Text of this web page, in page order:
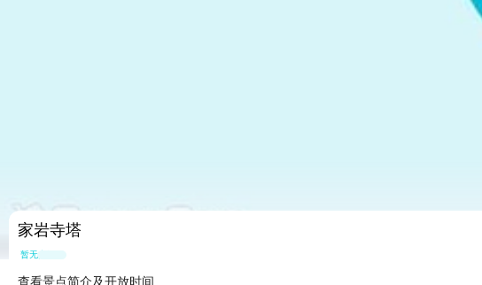
家岩寺塔
暂无点评
查看景点简介及开放时间